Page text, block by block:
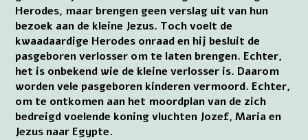
Herodes, maar brengen geen verslag uit van hun
bezoek aan de kleine Jezus. Toch voelt de
kwaadaardige Herodes onraad en hij besluit de
pasgeboren verlosser om te laten brengen. Echter,
het is onbekend wie de kleine verlosser is. Daarom
worden vele pasgeboren kinderen vermoord. Echter,
om te ontkomen aan het moordplan van de zich
bedreigd voelende koning vluchten Jozef, Maria en
Jezus naar Egypte.